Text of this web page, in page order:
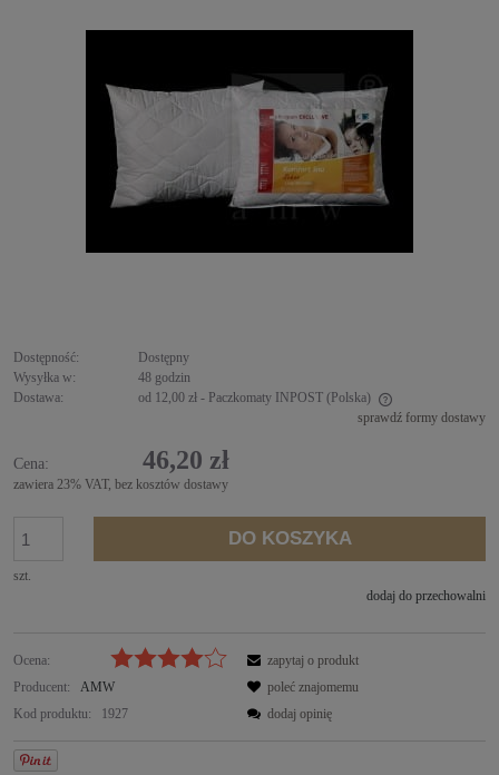
Dostępność:
Dostępny
Wysyłka w:
48 godzin
Dostawa:
od 12,00 zł - Paczkomaty INPOST (Polska)
sprawdź formy dostawy
Cena: 46,20 zł
zawiera 23% VAT, bez kosztów dostawy
szt.
DO KOSZYKA
dodaj do przechowalni
Ocena:
Producent:
AMW
Kod produktu:
1927
zapytaj o produkt
poleć znajomemu
dodaj opinię